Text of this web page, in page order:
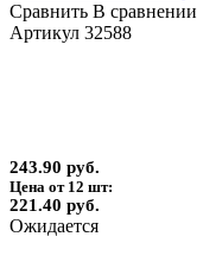
Сравнить В сравнении
Артикул 32588
243.90 руб.
Цена от 12 шт:
221.40 руб.
Ожидается